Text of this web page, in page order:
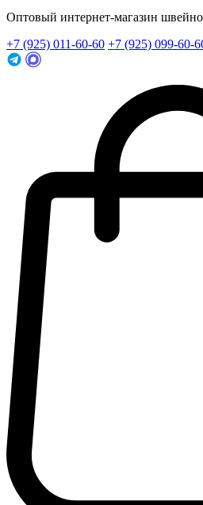
Оптовый интернет-магазин
+7 (925) 011-60-60 +7 (925) 099-60-